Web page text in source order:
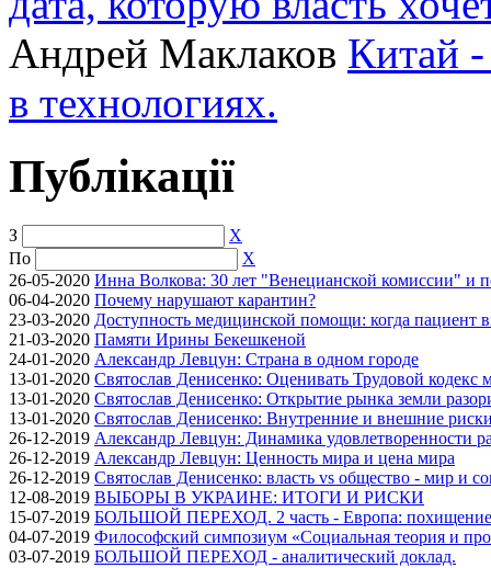
Андрей Маклаков Китай
в технологиях.
Публікації
З
X
По
X
26-05-2020 Инна Волкова: 30 лет "Венецианской комиссии" и
06-04-2020 Почему нарушают карантин?
23-03-2020 Доступность медицинской помощи: когда пациент
21-03-2020 Памяти Ирины Бекешкеной
24-01-2020 Александр Левцун: Страна в одном городе
13-01-2020 Святослав Денисенко: Оценивать Трудовой кодекс
13-01-2020 Святослав Денисенко: Открытие рынка земли
13-01-2020 Святослав Денисенко: Внутренние и внешние
26-12-2019 Александр Левцун: Динамика удовлетворенности
26-12-2019 Александр Левцун: Ценность мира и цена мира
26-12-2019 Святослав Денисенко: власть vs общество - мир и
12-08-2019 ВЫБОРЫ В УКРАИНЕ: ИТОГИ И РИСКИ
15-07-2019 БОЛЬШОЙ ПЕРЕХОД. 2 часть - Европа: похищение
04-07-2019 Философский симпозиум «Социальная теория и
03-07-2019 БОЛЬШОЙ ПЕРЕХОД - аналитический доклад.